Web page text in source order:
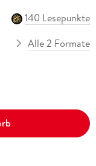
140 Lesepunkte
Alle 2 Formate